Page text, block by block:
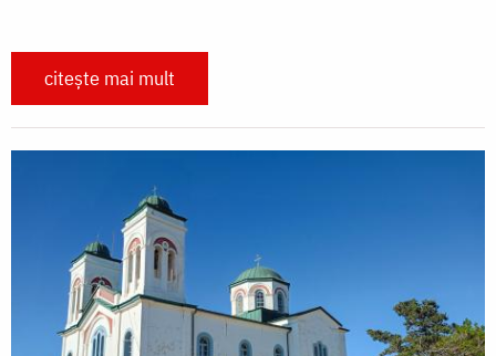
citește mai mult